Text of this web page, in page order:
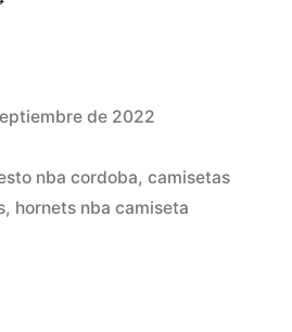
de 2022
nba cordoba, camisetas
, hornets nba camiseta